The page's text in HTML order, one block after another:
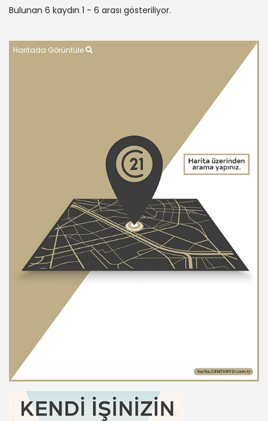
Bulunan 6 kaydın 1 - 6 arası gösteriliyor.
Haritada Görüntüle